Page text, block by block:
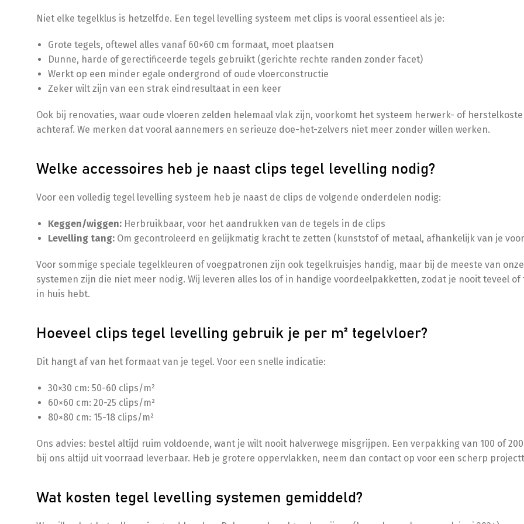
Niet elke tegelklus is hetzelfde. Een tegel levelling systeem met clips is vooral essentieel als je:
Grote tegels, oftewel alles vanaf 60×60 cm formaat, moet plaatsen
Dunne, harde of gerectificeerde tegels gebruikt (gerichte rechte randen zonder facet)
Werkt op een minder egale ondergrond of oude vloerconstructie
Zeker wilt zijn van een strak eindresultaat in een keer
Ook bij renovaties, waar oude vloeren zelden helemaal vlak zijn, voorkomt het systeem herwerk- of
achteraf. We merken dat vooral aannemers en serieuze doe-het-zelvers niet meer zonder willen werken.
Welke accessoires heb je naast clips tegel levelling nodig?
Voor een volledig tegel levelling systeem heb je naast de clips de volgende onderdelen nodig:
Keggen/wiggen: Herbruikbaar, voor het aandrukken van de tegels in de clips
Levelling tang: Om gecontroleerd en gelijkmatig kracht te zetten (kunststof of metaal, afhankelijk van je
Voor sommige speciale tegelkleuren of voegpatronen zijn ook tegelkruisjes handig, maar bij de meeste van onze
systemen zijn die niet meer nodig. Wij leveren alles los of in handige voordeelpakketten, zodat je nooit teveel of
in huis hebt.
Hoeveel clips tegel levelling gebruik je per m² tegelvloer?
Dit hangt af van het formaat van je tegel. Voor een snelle indicatie:
30×30 cm: 50-60 clips/m²
60×60 cm: 20-25 clips/m²
80×80 cm: 15-18 clips/m²
Ons advies: bestel altijd ruim voldoende, want je wilt nooit halverwege misgrijpen. Een verpakking van 100 of
bij ons altijd uit voorraad leverbaar. Heb je grotere oppervlakken, neem dan contact op voor een scherp
Wat kosten tegel levelling systemen gemiddeld?